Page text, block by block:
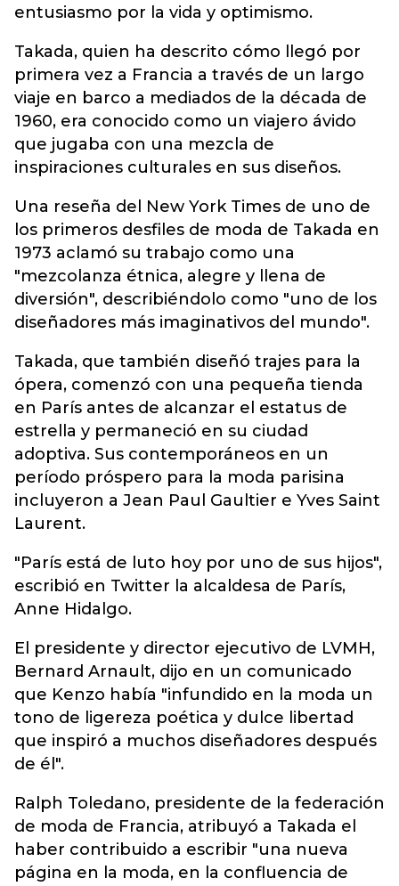
entusiasmo por la vida y optimismo.
Takada, quien ha descrito cómo llegó por
primera vez a Francia a través de un largo
viaje en barco a mediados de la década de
1960, era conocido como un viajero ávido
que jugaba con una mezcla de
inspiraciones culturales en sus diseños.
Una reseña del New York Times de uno de
los primeros desfiles de moda de Takada en
1973 aclamó su trabajo como una
"mezcolanza étnica, alegre y llena de
diversión", describiéndolo como "uno de los
diseñadores más imaginativos del mundo".
Takada, que también diseñó trajes para la
ópera, comenzó con una pequeña tienda
en París antes de alcanzar el estatus de
estrella y permaneció en su ciudad
adoptiva. Sus contemporáneos en un
período próspero para la moda parisina
incluyeron a Jean Paul Gaultier e Yves Saint
Laurent.
"París está de luto hoy por uno de sus hijos",
escribió en Twitter la alcaldesa de París,
Anne Hidalgo.
El presidente y director ejecutivo de LVMH,
Bernard Arnault, dijo en un comunicado
que Kenzo había "infundido en la moda un
tono de ligereza poética y dulce libertad
que inspiró a muchos diseñadores después
de él".
Ralph Toledano, presidente de la federación
de moda de Francia, atribuyó a Takada el
haber contribuido a escribir "una nueva
página en la moda, en la confluencia de